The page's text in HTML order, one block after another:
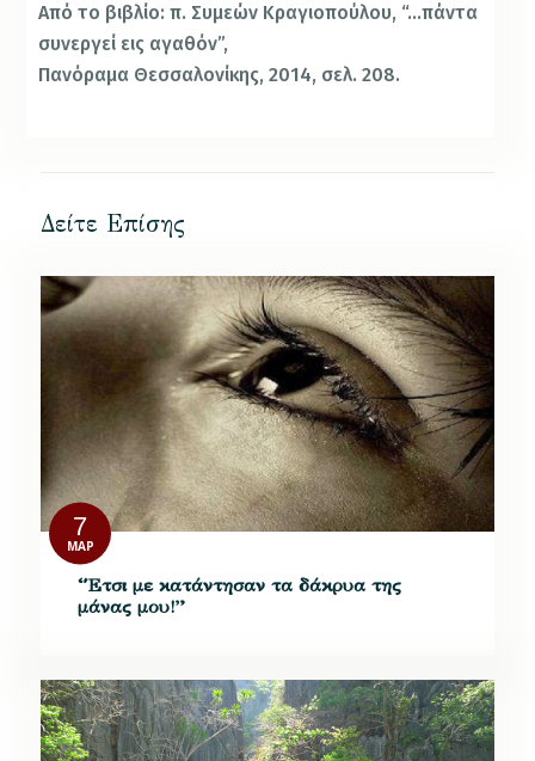
Από το βιβλίο: π. Συμεών Κραγιοπούλου, “…πάντα
συνεργεί εις αγαθόν”,
Πανόραμα Θεσσαλονίκης, 2014, σελ. 208.
Δείτε Επίσης
7
ΜΑΡ
“Έτσι με κατάντησαν τα δάκρυα της
μάνας μου!”